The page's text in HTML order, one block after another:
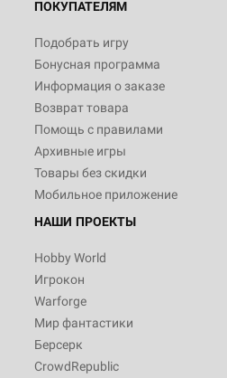
ПОКУПАТЕЛЯМ
Подобрать игру
Бонусная программа
Информация о заказе
Возврат товара
Помощь с правилами
Архивные игры
Товары без скидки
Мобильное приложение
НАШИ ПРОЕКТЫ
Hobby World
Игрокон
Warforge
Мир фантастики
Берсерк
CrowdRepublic